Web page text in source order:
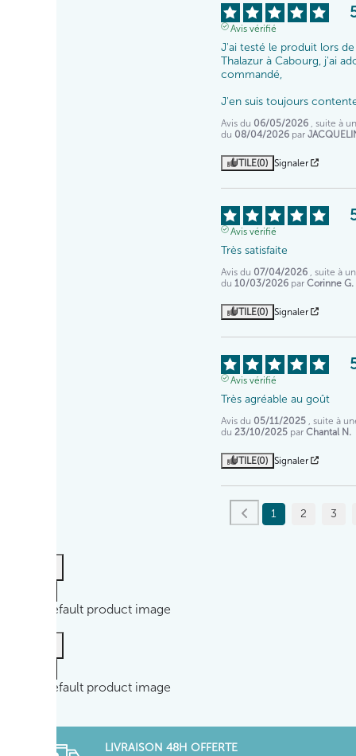
Avis vérifié
J'ai testé le produit lors
Thalazur à Cabourg, j'ai
commandé,
J'en suis toujours
Avis du 06/05/2026
, suite à
du 08/04/2026 par
UTILE(0) Signaler
Avis vérifié
Très satisfaite
Avis du 07/04/2026
, suite à
du 10/03/2026 par Corinne G.
UTILE(0) Signaler
Avis vérifié
Très agréable au goût
Avis du 05/11/2025
, suite à
du 23/10/2025 par Chantal N.
UTILE(0) Signaler
1 2 3
LIVRAISON 48H OFFERTE